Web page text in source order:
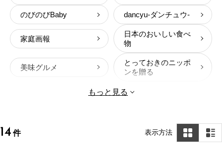
のびのびBaby dancyu-ダンチュウ-
家庭画報
日本のおいしい食べ
物
美味グルメ
とっておきのニッポ
ンを贈る
流々
ラヴィマイン 美味百撰
もっと見る
14 件 表示方法